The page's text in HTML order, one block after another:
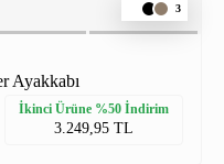
3
Ayakkabı
İkinci Ürüne %50 İndirim
3.249,95 TL